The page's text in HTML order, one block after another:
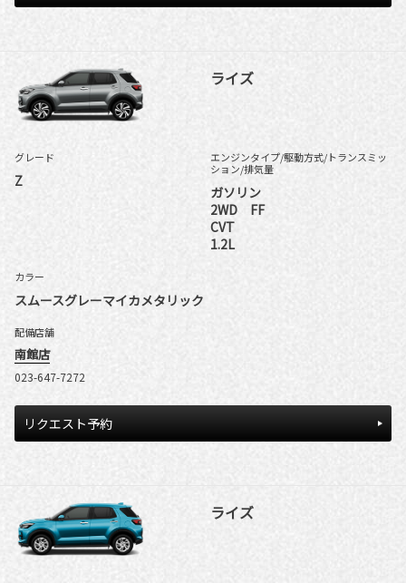
ライズ
グレード
Z
エンジンタイプ/駆動方式/トランスミッ
ション/排気量
ガソリン
2WD FF
CVT
1.2L
カラー
スムースグレーマイカメタリック
配備店舗
南館店
023-647-7272
リクエスト予約
ライズ